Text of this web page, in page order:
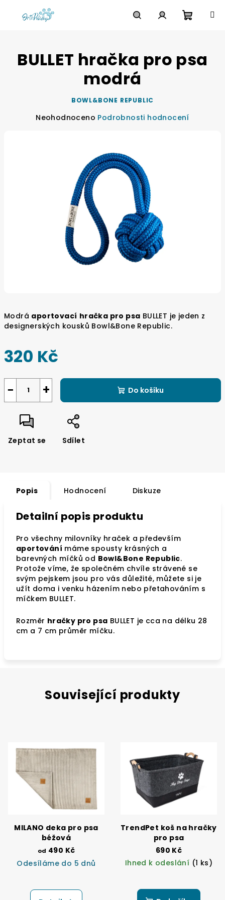
košík
Modrá aportovací hračka pro psa BULLET je jeden z
designerských kousků Bowl&Bone Republic.
320 Kč
+
− Do košíku
Zeptat se Sdílet
BULLET hračka pro psa
modrá
BOWL&BONE REPUBLIC
Průměrné
hvězdiček.
Neohodnoceno Podrobnosti hodnocení
Popis Hodnocení Diskuze
Detailní popis produktu
Pro všechny milovníky hraček a především
aportování máme spousty krásných a
barevných míčků od Bowl&Bone Republic.
Protože víme, že společném chvíle strávené se
svým pejskem jsou pro vás důležité, můžete si je
užít doma i venku házením nebo přetahováním s
míčkem BULLET.
Rozměr hračky pro psa BULLET je cca na délku 28
cm a 7 cm průměr míčku.
Související produkty
MILANO deka pro psa
béžová
od 490 Kč
Odesíláme do 5 dnů
TrendPet koš na hračky
pro psa
690 Kč
Ihned k odeslání (1 ks)